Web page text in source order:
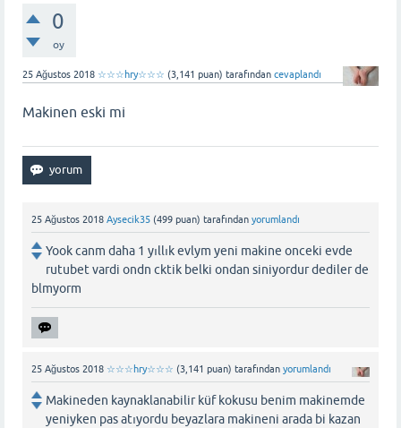
0
oy
25 Ağustos 2018 ☆☆☆hry☆☆☆ (3,141 puan) tarafından cevaplandı
Makinen eski mi
25 Ağustos 2018 Aysecik35 (499 puan) tarafından yorumlandı
Yook canm daha 1 yıllık evlym yeni makine onceki evde
rutubet vardi ondn cktik belki ondan siniyordur dediler de
blmyorm
25 Ağustos 2018 ☆☆☆hry☆☆☆ (3,141 puan) tarafından yorumlandı
Makineden kaynaklanabilir küf kokusu benim makinemde
yeniyken pas atıyordu beyazlara makineni arada bi kazan